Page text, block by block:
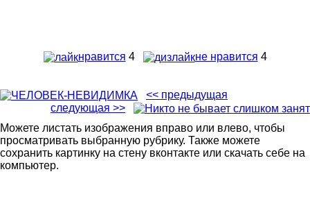
нравится 4 не нравится 4
<< предыдущая
следующая >>
Можете листать изображения вправо или влево, чтобы
просматривать выбранную рубрику. Также можете
сохранить картинку на стену вконтакте или скачать себе на
компьютер.